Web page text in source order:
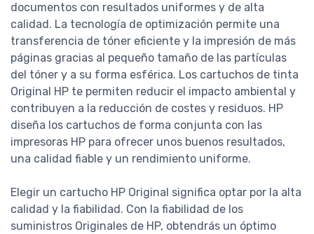
documentos con resultados uniformes y de alta
calidad. La tecnología de optimización permite una
transferencia de tóner eficiente y la impresión de más
páginas gracias al pequeño tamaño de las partículas
del tóner y a su forma esférica. Los cartuchos de tinta
Original HP te permiten reducir el impacto ambiental y
contribuyen a la reducción de costes y residuos. HP
diseña los cartuchos de forma conjunta con las
impresoras HP para ofrecer unos buenos resultados,
una calidad fiable y un rendimiento uniforme.
Elegir un cartucho HP Original significa optar por la alta
calidad y la fiabilidad. Con la fiabilidad de los
suministros Originales de HP, obtendrás un óptimo